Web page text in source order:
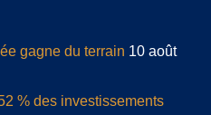
gagne du terrain 10 août
% des investissements